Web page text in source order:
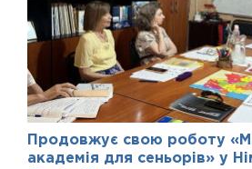
Продовжує свою роботу
академія для сеньорів» у